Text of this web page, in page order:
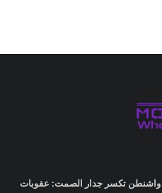
واشنطن تكسر جدار الصمت: عقوبات